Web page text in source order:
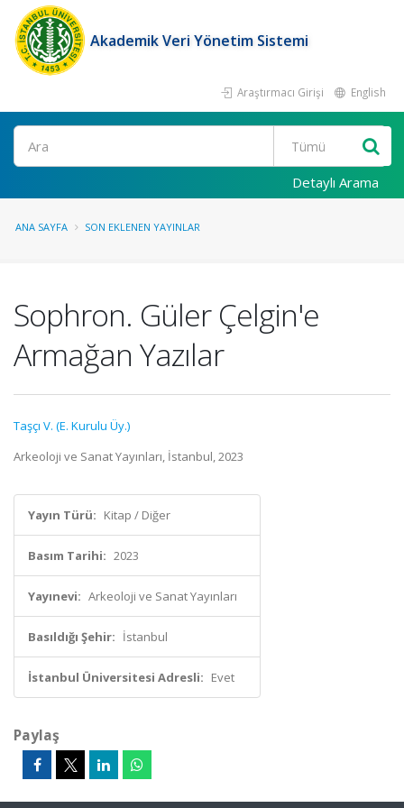
Akademik Veri Yönetim Sistemi
Araştırmacı Girişi English
Ara
Detaylı Arama
ANA SAYFA SON EKLENEN YAYINLAR
Sophron. Güler Çelgin'e
Armağan Yazılar
Taşçı V. (E. Kurulu Üy.)
Arkeoloji ve Sanat Yayınları, İstanbul, 2023
Yayın Türü: Kitap / Diğer
Basım Tarihi: 2023
Yayınevi: Arkeoloji ve Sanat Yayınları
Basıldığı Şehir: İstanbul
İstanbul Üniversitesi Adresli: Evet
Paylaş